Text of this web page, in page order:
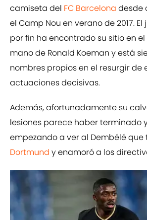
camiseta del FC Barcelona desde
el Camp Nou en verano de 2017.
por fin ha encontrado su sitio en
mano de Ronald Koeman y está
nombres propios en el resurgir de
actuaciones decisivas.
Además, afortunadamente su
lesiones parece haber terminado
empezando a ver al Dembélé que
Dortmund y enamoró a los